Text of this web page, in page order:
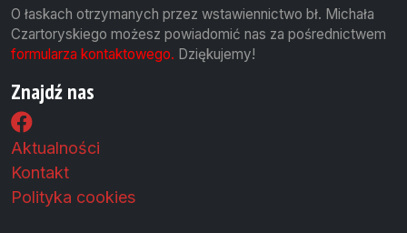
O łaskach otrzymanych przez wstawiennictwo bł. Michała
Czartoryskiego możesz powiadomić nas za pośrednictwem
formularza kontaktowego. Dziękujemy!
Znajdź nas
Aktualności
Kontakt
Polityka cookies